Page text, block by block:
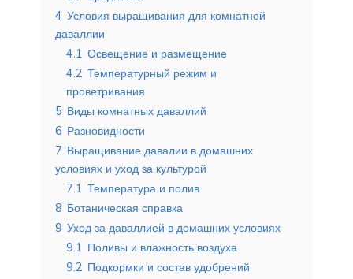
4 Условия выращивания для комнатной
даваллии
4.1 Освещение и размещение
4.2 Температурный режим и
проветривания
5 Виды комнатных даваллий
6 Разновидности
7 Выращивание давалии в домашних
условиях и уход за культурой
7.1 Температура и полив
8 Ботаническая справка
9 Уход за даваллией в домашних условиях
9.1 Поливы и влажность воздуха
9.2 Подкормки и состав удобрений